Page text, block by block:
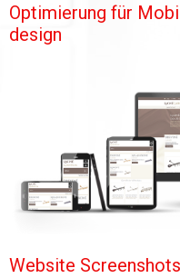
Optimierung für
design
Website Screenshots